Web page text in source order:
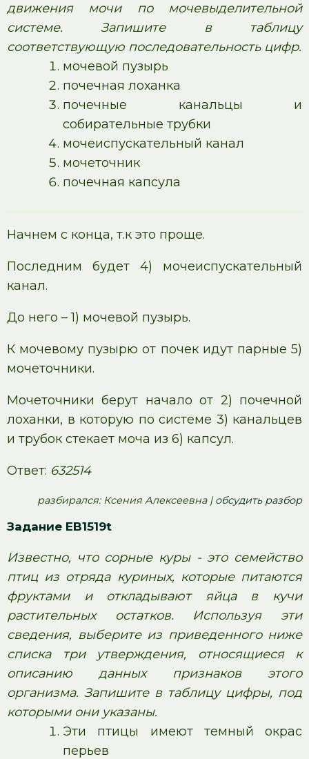
движения мочи по мочевыделительной
системе. Запишите в таблицу
соответствующую последовательность цифр.
мочевой пузырь
почечная лоханка
почечные канальцы и
собирательные трубки
мочеиспускательный канал
мочеточник
почечная капсула
Начнем с конца, т.к это проще.
Последним будет 4) мочеиспускательный
канал.
До него – 1) мочевой пузырь.
К мочевому пузырю от почек идут парные 5)
мочеточники.
Мочеточники берут начало от 2) почечной
лоханки, в которую по системе 3) канальцев
и трубок стекает моча из 6) капсул.
Ответ: 632514
pазбирался: Ксения Алексеевна |обсудить разбор
Задание EB1519t
Известно, что сорные куры - это семейство
птиц из отряда куриных, которые питаются
фруктами и откладывают яйца в кучи
растительных остатков. Используя эти
сведения, выберите из приведенного ниже
списка три утверждения, относящиеся к
описанию данных признаков этого
организма. Запишите в таблицу цифры, под
которыми они указаны.
Эти птицы имеют темный окрас
перьев